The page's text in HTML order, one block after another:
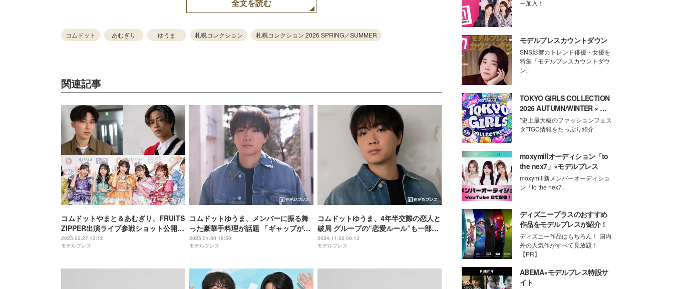
全文を読む
コムドット あむぎり ゆうま 札幌コレクション 札幌コレクション 2026 SPRING／SUMMER
関連記事
コムドットやまと＆あむぎり、FRUITS
ZIPPER出演ライブ参戦ショット公開
推しメンにも注目集まる「ギャップす
ごい」「がっつりオタクしてて最高」
2025.02.27 13:12
モデルプレス
コムドットゆうま、メンバーに振る舞
った豪華手料理が話題 「ギャップが
沼」「全部作りたい」の声
2025.01.30 18:50
モデルプレス
コムドットゆうま、4年半交際の恋人と
破局 グループの“恋愛ルール”も一部変
更に
2024.11.02 00:13
モデルプレス
ー加入！
モデルプレスカウントダウン
SNS影響力トレンド俳優・女優を
特集「モデルプレスカウントダウ
ン」
TOKYO GIRLS COLLECTION
2026 AUTUMN/WINTER × モ
デルプレス
"史上最大級のファッションフェス
タ"TGC情報をたっぷり紹介
moxymillオーディション「to
the nex7」×モデルプレス
moxymill新メンバーオーディショ
ン「to the nex7」
ディズニープラスのおすすめ
作品をモデルプレスが紹介！
ディズニー作品はもちろん！ 国内
外の人気作がすべて見放題！
【PR】
ABEMA×モデルプレス特設サ
イト